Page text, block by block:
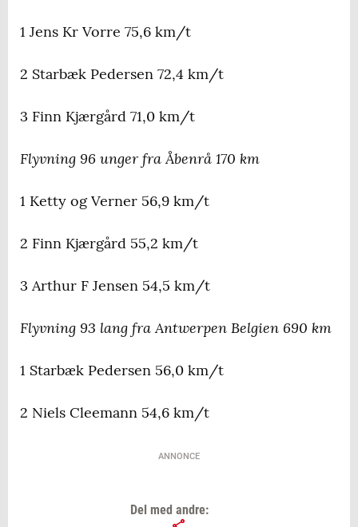
1 Jens Kr Vorre 75,6 km/t
2 Starbæk Pedersen 72,4 km/t
3 Finn Kjærgård 71,0 km/t
Flyvning 96 unger fra Åbenrå 170 km
1 Ketty og Verner 56,9 km/t
2 Finn Kjærgård 55,2 km/t
3 Arthur F Jensen 54,5 km/t
Flyvning 93 lang fra Antwerpen Belgien 690 km
1 Starbæk Pedersen 56,0 km/t
2 Niels Cleemann 54,6 km/t
ANNONCE
Del med andre: